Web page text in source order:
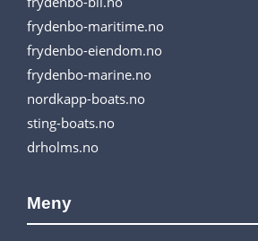
frydenbo-maritime.no
frydenbo-eiendom.no
frydenbo-marine.no
nordkapp-boats.no
sting-boats.no
drholms.no
Meny